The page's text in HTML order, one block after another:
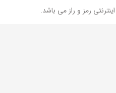
رمز و راز می باشد.